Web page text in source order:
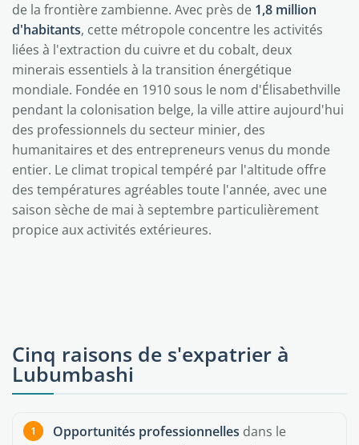
de la frontière zambienne. Avec près de 1,8 million
d'habitants, cette métropole concentre les activités
liées à l'extraction du cuivre et du cobalt, deux
minerais essentiels à la transition énergétique
mondiale. Fondée en 1910 sous le nom d'Élisabethville
pendant la colonisation belge, la ville attire aujourd'hui
des professionnels du secteur minier, des
humanitaires et des entrepreneurs venus du monde
entier. Le climat tropical tempéré par l'altitude offre
des températures agréables toute l'année, avec une
saison sèche de mai à septembre particulièrement
propice aux activités extérieures.
Cinq raisons de s'expatrier à
Lubumbashi
Opportunités professionnelles dans le